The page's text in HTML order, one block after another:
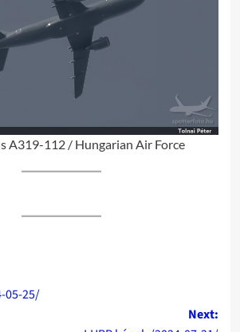
A319-112 / Hungarian Air Force
05-25/
Next: